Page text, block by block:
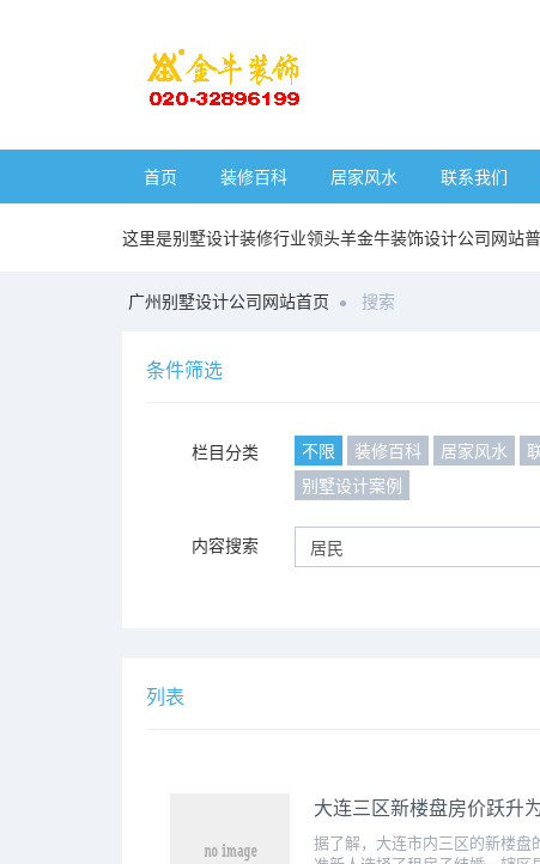
首页 装修百科 居家风水 联系我们
这里是别墅设计装修行业领头羊金牛装饰设计公司网站
广州别墅设计公司网站首页 搜索
条件筛选
栏目分类 不限 装修百科 居家风水
别墅设计案例
内容搜索
列表
大连三区新楼盘房价跃升
据了解，大连市内三区的新楼盘